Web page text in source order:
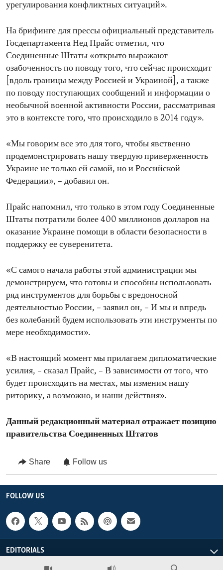
урегулирования конфликтных ситуаций».
На брифинге для прессы официальный представитель
Госдепартамента Нед Прайс отметил, что
Соединенные Штаты «открыто выражают
озабоченность по поводу того, что сейчас происходит
[вдоль границы между Россией и Украиной], а также
по поводу поступающих сообщений и информации о
необычной военной активности России, рассматривая
это в контексте того, что происходило в 2014 году».
«Мы говорим все это для того, чтобы явственно
продемонстрировать нашу твердую приверженность
Украине не только ей самой, но и Российской
Федерации», – добавил он.
Прайс напомнил, что только в этом году Соединенные
Штаты потратили более 400 миллионов долларов на
оказание Украине помощи в области безопасности в
поддержку ее суверенитета.
«С самого начала работы этой администрации мы
демонстрируем, что готовы и способны использовать
ряд инструментов для борьбы с вредоносной
деятельностью России, – заявил он, – И мы и впредь
без колебаний будем использовать эти инструменты по
мере необходимости».
«В настоящий момент мы прилагаем дипломатические
усилия, – сказал Прайс, – В зависимости от того, что
будет происходить на местах, мы изменим нашу
риторику, а возможно, и наши действия».
Данный редакционный материал отражает позицию
правительства Соединенных Штатов
Share Follow us
FOLLOW US
EDITORIALS